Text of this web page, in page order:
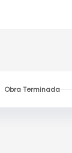
Obra Terminada